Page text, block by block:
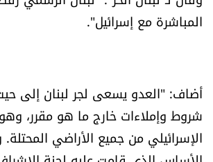
الصحافة الإسرائيلية
فصل من كتاب
اقرأ تضحك
المباشرة مع إسرائيل".
أضاف: "العدو يسعى لجر لبنان إلى
شروط وإملاءات خارج ما هو مقرر،
الإسرائيلي من جميع الأراضي